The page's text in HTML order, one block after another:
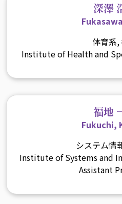
深澤
体育系,
Institute of Health and
福地
Fukuchi,
システム情
Institute of Systems and
Assistant